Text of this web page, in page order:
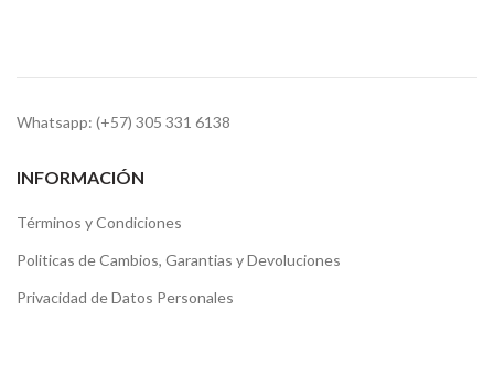
Whatsapp: (+57) 305 331 6138
INFORMACIÓN
Términos y Condiciones
Politicas de Cambios, Garantias y Devoluciones
Privacidad de Datos Personales